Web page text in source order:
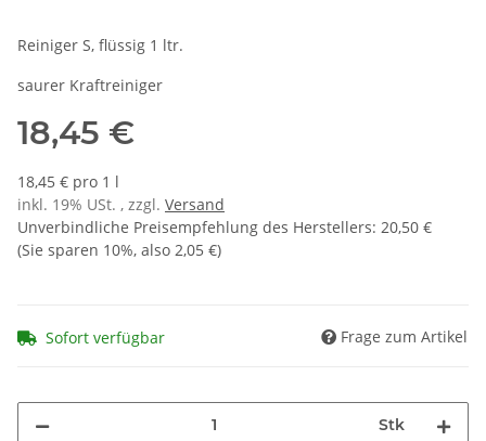
Reiniger S, flüssig 1 ltr.
saurer Kraftreiniger
18,45 €
18,45 € pro 1 l
inkl. 19% USt. , zzgl. Versand
Unverbindliche Preisempfehlung des Herstellers: 20,50 €
(Sie sparen 10%, also 2,05 €)
Sofort verfügbar Frage zum Artikel
Stk